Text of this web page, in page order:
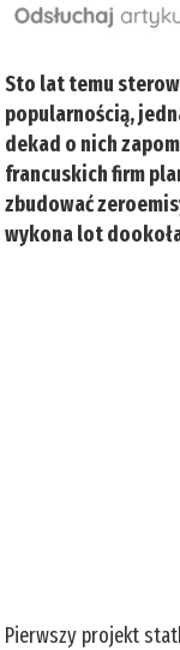
Sto lat temu
popularnością,
dekad o nich
francuskich firm
zbudować
wykona lot
Pierwszy projekt